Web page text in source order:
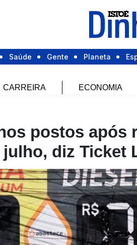
Saúde Gente Planeta
CARREIRA ECONOMIA
postos após
diz Ticket